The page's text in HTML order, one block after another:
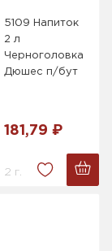
5109 Напиток
2 л
Черноголовка
Дюшес п/бут
181,79 ₽
2 г.